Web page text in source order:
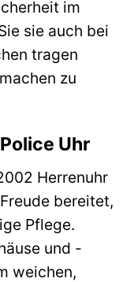
im
sie auch bei
tragen
zu
Uhr
Herrenuhr
bereitet,
Pflege.
und -
weichen,